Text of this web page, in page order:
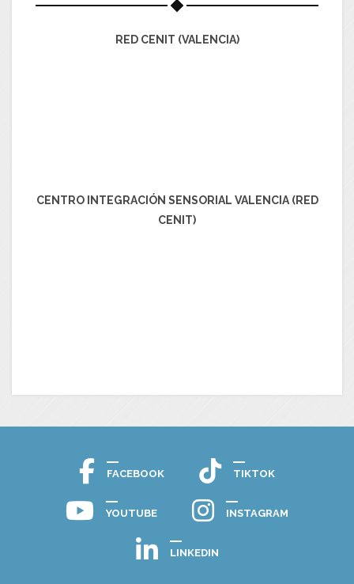
RED CENIT (VALENCIA)
CENTRO INTEGRACIÓN SENSORIAL VALENCIA (RED
CENIT)
FACEBOOK TIKTOK
YOUTUBE INSTAGRAM
LINKEDIN